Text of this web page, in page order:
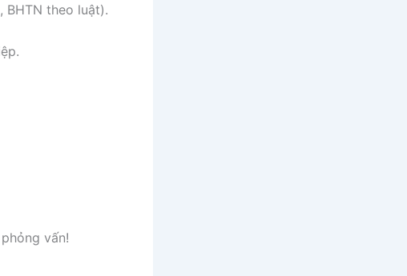
BHTN theo luật).
vấn!